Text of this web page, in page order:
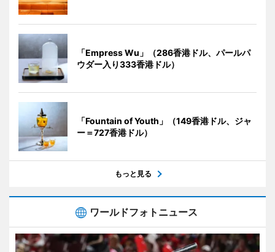
「Empress Wu」（286香港ドル、パールパ
ウダー入り333香港ドル）
「Fountain of Youth」（149香港ドル、ジャ
ー＝727香港ドル）
もっと見る
ワールドフォトニュース